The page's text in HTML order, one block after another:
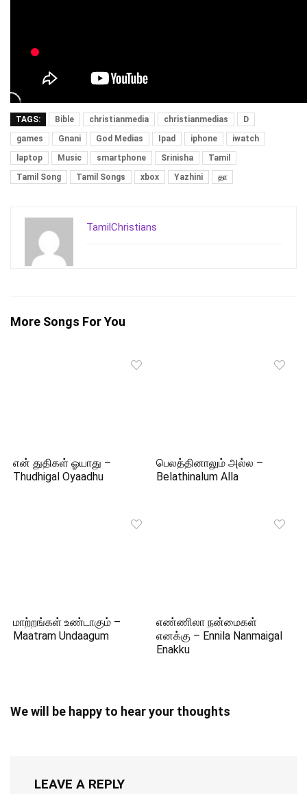
TAGS: Bible christianmedia christianmedias
D
games
Gnani God Medias Ipad iphone
iwatch
laptop
Music smartphone Srinisha
Tamil
Tamil Song
Tamil Songs xbox Yazhini தா
TamilChristians
More Songs For You
என் துதிகள் ஓயாது –
Thudhigal Oyaadhu
பெலத்தினாலும் அல்ல –
Belathinalum Alla
மாற்றங்கள் உண்டாகும் –
Maatram Undaagum
எண்ணிலா நன்மைகள்
எனக்கு – Ennila Nanmaigal
Enakku
We will be happy to hear your thoughts
LEAVE A REPLY